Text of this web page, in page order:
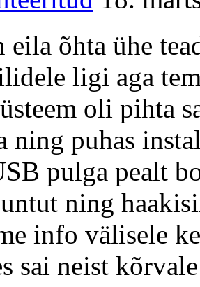
eila õhta ühe
ligi aga
oli pihta
ning puhas
pulga pealt
ning
info välisele
sai neist